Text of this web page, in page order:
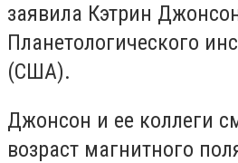
заявила Кэтрин
Планетологического
(США).
Джонсон и ее коллеги
возраст магнитного